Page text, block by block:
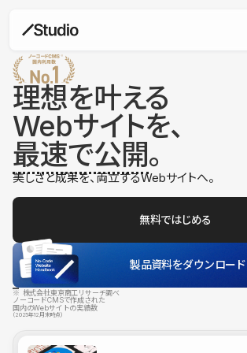
理想を叶える
Webサイトを、
最速で公開。
美しさと成果を、両立するWebサイトへ。
無料ではじめる
製品資料をダウンロード
※ 株式会社東京商工リサーチ調べ
ノーコードCMSで作成された
国内のWebサイトの実績数
（2025年12月末時点）